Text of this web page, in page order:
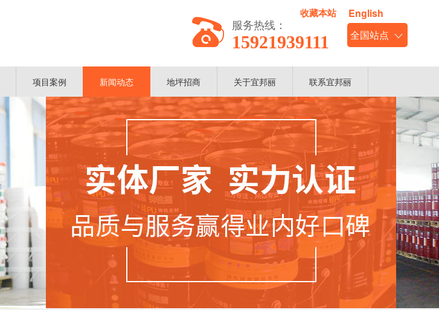
服务热线：
15921939111
收藏本站 English
项目案例 新闻动态 地坪招商 关于宜邦丽 联系宜邦丽